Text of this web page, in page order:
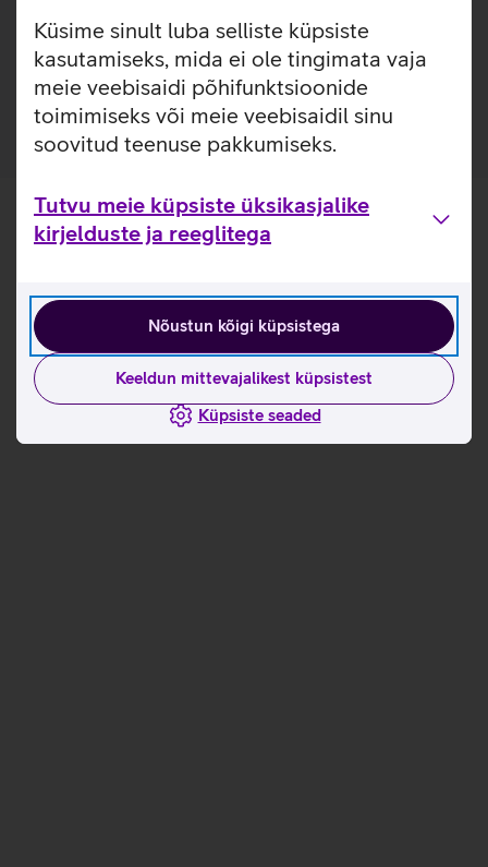
Küsime sinult luba selliste küpsiste
kasutamiseks, mida ei ole tingimata vaja
meie veebisaidi põhifunktsioonide
toimimiseks või meie veebisaidil sinu
soovitud teenuse pakkumiseks.
Tutvu meie küpsiste üksikasjalike
kirjelduste ja reeglitega
Nõustun kõigi küpsistega
Keeldun mittevajalikest küpsistest
Küpsiste seaded
Akupangal on 2 x USB-A ja 1 x USB-C porti.
Komplekti kuulub 20 cm USB-A - USB-C kaabel.